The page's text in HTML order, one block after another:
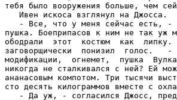
тебя было вооружения больше, чем
   Ивен искоса взглянул на Джосса.
- Все, что у меня сейчас есть,
пушка. Боеприпасов к ним не так
ободрали  этот  костюм  как
заговорщически  понизил  голос.
модификации,  огнемет,  пушка
никогда не сталкивался с ней? Ей
ананасовым компотом. Три тысячи
сто десять килограммов вместе с
- Да уж, - согласился Джосс,